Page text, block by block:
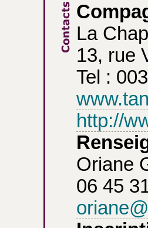
La
13, rue
Tel :
http://
Oriane
06 45